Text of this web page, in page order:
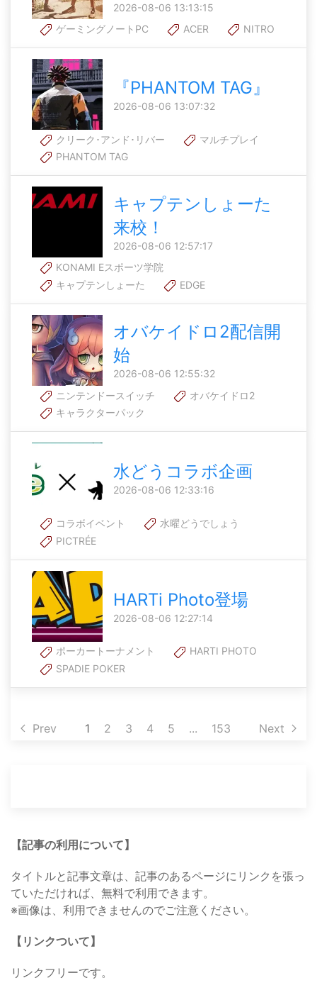
2026-08-06 13:13:15
ゲーミングノートPC
ACER NITRO
『PHANTOM TAG』
2026-08-06 13:07:32
クリーク･アンド･リバー
マルチプレイ
PHANTOM TAG
キャプテンしょーた
来校！
2026-08-06 12:57:17
KONAMI Eスポーツ学院
キャプテンしょーた
EDGE
オバケイドロ2配信開
始
2026-08-06 12:55:32
ニンテンドースイッチ
オバケイドロ2
キャラクターパック
水どうコラボ企画
2026-08-06 12:33:16
コラボイベント
水曜どうでしょう
PICTRÉE
HARTi Photo登場
2026-08-06 12:27:14
ポーカートーナメント
HARTI PHOTO
SPADIE POKER
Prev 1 2 3 4 5 ... 153 Next
【記事の利用について】
タイトルと記事文章は、記事のあるページにリンクを張っ
ていただければ、無料で利用できます。
※画像は、利用できませんのでご注意ください。
【リンクついて】
リンクフリーです。